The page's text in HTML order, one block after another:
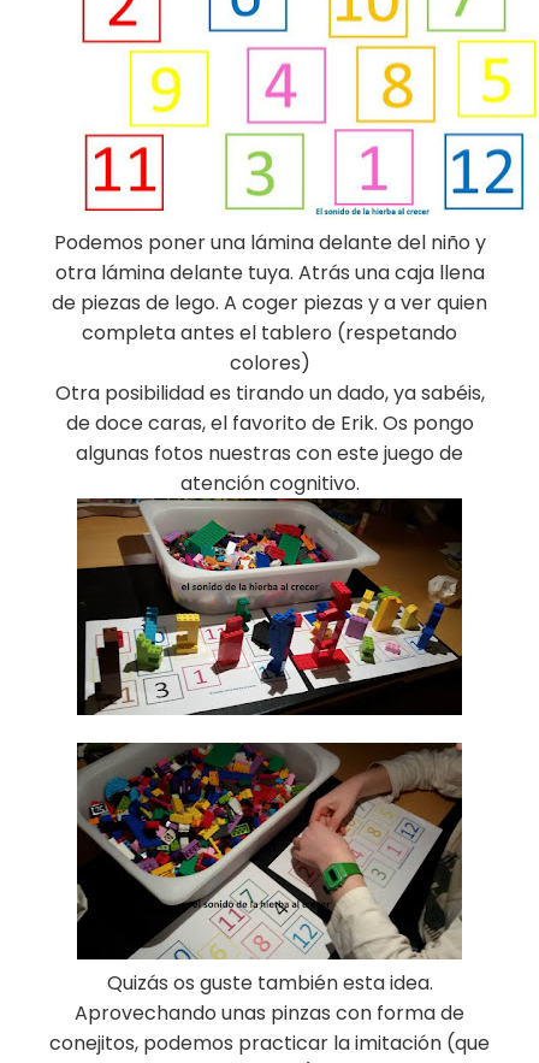
Podemos poner una lámina delante del niño y
otra lámina delante tuya. Atrás una caja llena
de piezas de lego. A coger piezas y a ver quien
completa antes el tablero (respetando
colores)
Otra posibilidad es tirando un dado, ya sabéis,
de doce caras, el favorito de Erik. Os pongo
algunas fotos nuestras con este juego de
atención cognitivo.
Quizás os guste también esta idea.
Aprovechando unas pinzas con forma de
conejitos, podemos practicar la imitación (que